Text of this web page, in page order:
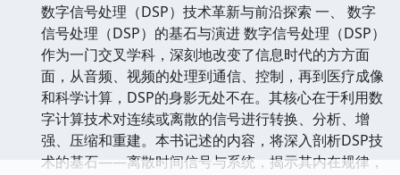
数字信号处理（DSP）技术革新与前沿探索 一、 数字
信号处理（DSP）的基石与演进 数字信号处理（DSP）
作为一门交叉学科，深刻地改变了信息时代的方方面
面，从音频、视频的处理到通信、控制，再到医疗成像
和科学计算，DSP的身影无处不在。其核心在于利用数
字计算技术对连续或离散的信号进行转换、分析、增
强、压缩和重建。本书记述的内容，将深入剖析DSP技
术的基石——离散时间信号与系统，揭示其内在规律，